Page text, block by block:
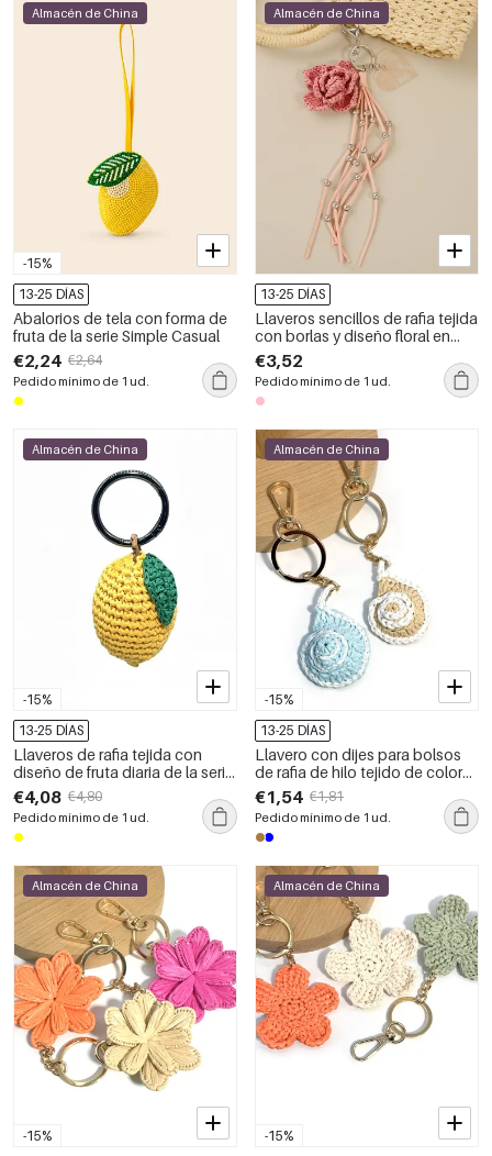
-15%
Almacén de China
13-25 DÍAS
Abalorios de tela con forma de
fruta de la serie Simple Casual
€2,24 €2,64
Pedido mínimo de 1 ud.
Almacén de China
13-25 DÍAS
Llaveros sencillos de rafia tejida
con borlas y diseño floral en
color liso.
€3,52
Pedido mínimo de 1 ud.
-15%
Almacén de China
13-25 DÍAS
Llaveros de rafia tejida con
diseño de fruta diaria de la serie
Simple
€4,08 €4,80
Pedido mínimo de 1 ud.
-15%
Almacén de China
13-25 DÍAS
Llavero con dijes para bolsos
de rafia de hilo tejido de colores
mixtos, estilo oceánico, de la
serie Simple Vacation.
€1,54 €1,81
Pedido mínimo de 1 ud.
-15%
Almacén de China
-15%
Almacén de China